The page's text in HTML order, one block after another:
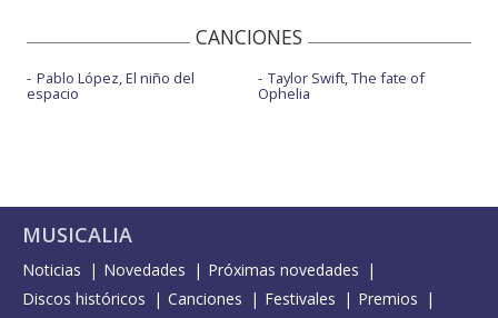
CANCIONES
Pablo López, El niño del
espacio
Taylor Swift, The fate of
Ophelia
MUSICALIA
Noticias Novedades
Próximas novedades
Discos históricos
Canciones Festivales
Premios